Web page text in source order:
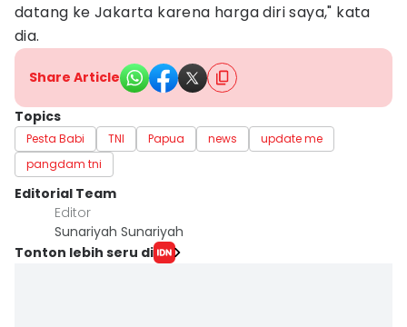
datang ke Jakarta karena harga diri saya," kata
dia.
Share Article
Topics
Pesta Babi TNI Papua news
update me
pangdam tni
Editorial Team
Editor
Sunariyah Sunariyah
Tonton lebih seru di